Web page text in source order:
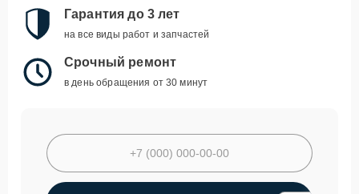
Гарантия до 3 лет
на все виды работ и запчастей
Срочный ремонт
в день обращения от 30 минут